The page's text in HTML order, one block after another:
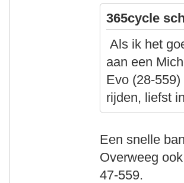
365cycle
Als ik het
aan een
Evo (28-
rijden, liefst
Een snelle
Overweeg
47-559.